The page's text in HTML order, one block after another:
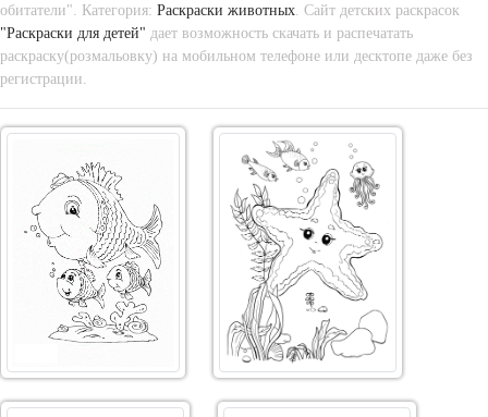
обитатели". Категория: Раскраски животных. Сайт детских раскрасок
"Раскраски для детей" дает возможность скачать и распечатать
раскраску(розмальовку) на мобильном телефоне или десктопе даже без
регистрации.